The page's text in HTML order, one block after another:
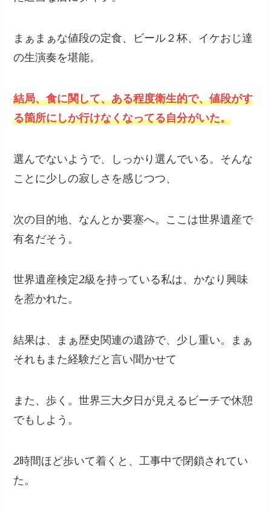
まぁまぁな値段の定食、ビール２杯、イケおじ達
の生演奏を堪能。
結局、食に関して、ある程度衛生的で、値段がす
る箇所にしか行けなくなってる自分がいた。
選んでないようで、しっかり選んでいる。そんな
ことに少しの寂しさを感じつつ、
次の目的地、なんとか要塞へ。ここは世界遺産で
有名だそう。
世界遺産検定2級を持っている私は、かなり興味
を惹かれた。
結果は、まぁ歴史関連の遺跡で、少し重い。まぁ
それもまた経験だと言い聞かせて
また、歩く。世界三大夕日が見えるビーチで休憩
でもしよう。
2時間ほど歩いて着くと、工事中で閉鎖されてい
た。